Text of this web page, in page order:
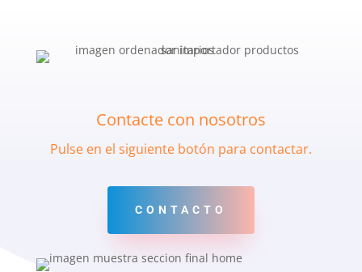
Contacte con nosotros
Pulse en el siguiente botón para contactar.
CONTACTO